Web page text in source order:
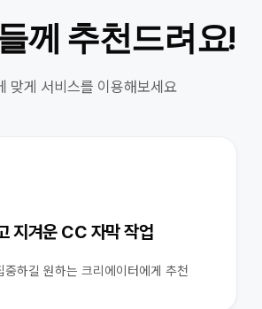
께 추천드려요!
맞게 서비스를 이용해보세요
지겨운 CC 자막 작업
중하길 원하는 크리에이터에게 추천